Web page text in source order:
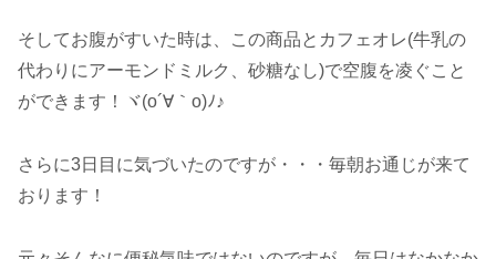
そしてお腹がすいた時は、この商品とカフェオレ(牛乳の
代わりにアーモンドミルク、砂糖なし)で空腹を凌ぐこと
ができます！ヾ(o´∀｀o)ﾉ♪
さらに3日目に気づいたのですが・・・毎朝お通じが来て
おります！